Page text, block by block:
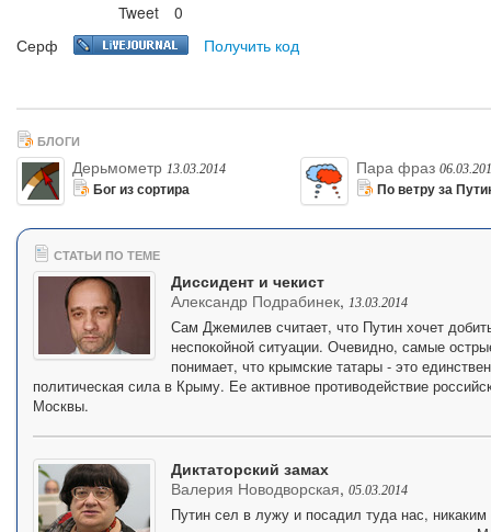
Tweet
0
Серф
Получить код
БЛОГИ
Дерьмометр 13.03.2014
Бог из сортира
Пара фраз
По ветру за
СТАТЬИ ПО ТЕМЕ
Диссидент и чекист
Александр Подрабинек, 13.03.2014
Сам Джемилев считает, что Путин хочет
неспокойной ситуации. Очевидно, самые
понимает, что крымские татары - это
политическая сила в Крыму. Ее активное противодействие
Москвы.
Диктаторский замах
Валерия Новодворская, 05.03.2014
Путин сел в лужу и посадил туда нас,